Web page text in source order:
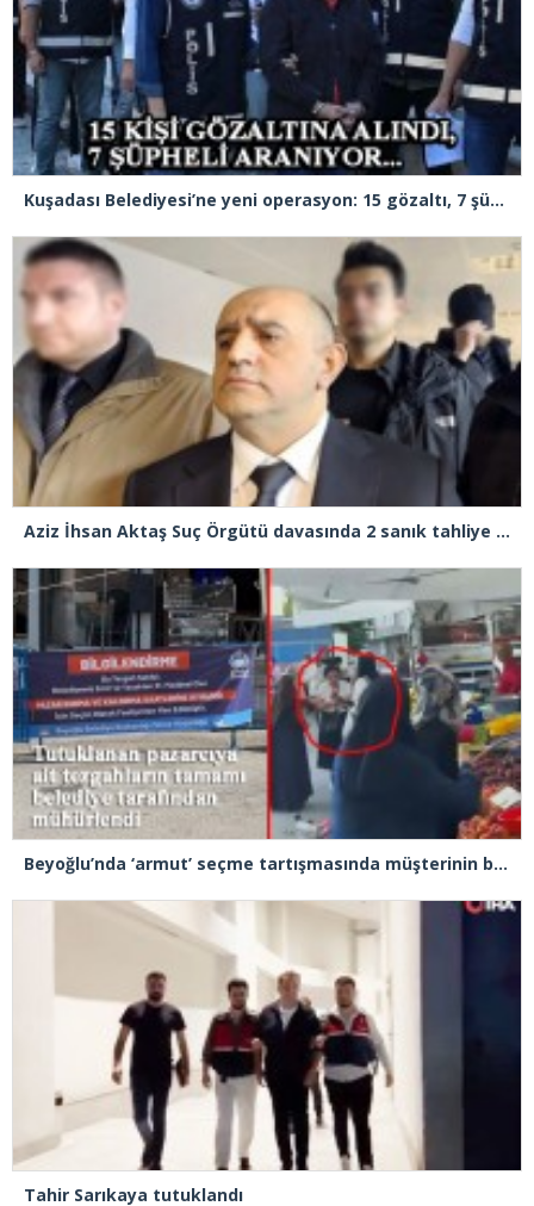
Kuşadası Belediyesi’ne yeni operasyon: 15 gözaltı, 7 şüpheli aranıyor
Aziz İhsan Aktaş Suç Örgütü davasında 2 sanık tahliye edildi
Beyoğlu’nda ‘armut’ seçme tartışmasında müşterinin başına kalas fırlatan pazarcı tutuklandı
Tahir Sarıkaya tutuklandı